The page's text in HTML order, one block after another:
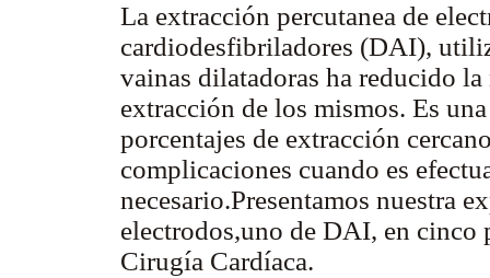
La extracción percutanea de
cardiodesfibriladores (DAI),
vainas dilatadoras ha reducido
extracción de los mismos. Es
porcentajes de extracción
complicaciones cuando es
necesario.Presentamos nuestra
electrodos,uno de DAI, en cinco
Cirugía Cardíaca.